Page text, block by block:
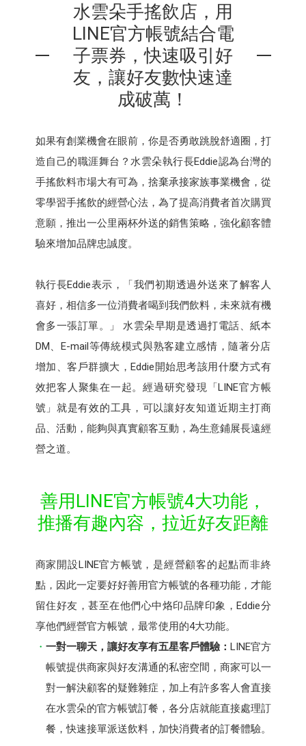
水雲朵手搖飲店，用
LINE官方帳號結合電
子票券，快速吸引好
友，讓好友數快速達
成破萬！
如果有創業機會在眼前，你是否勇敢跳脫舒適圈，打
造自己的職涯舞台？水雲朵執行長Eddie認為台灣的
手搖飲料市場大有可為，捨棄承接家族事業機會，從
零學習手搖飲的經營心法，為了提高消費者首次購買
意願，推出一公里兩杯外送的銷售策略，強化顧客體
驗來增加品牌忠誠度。
執行長Eddie表示，「我們初期透過外送來了解客人
喜好，相信多一位消費者喝到我們飲料，未來就有機
會多一張訂單。」 水雲朵早期是透過打電話、紙本
DM、E-mail等傳統模式與熟客建立感情，隨著分店
增加、客戶群擴大，Eddie開始思考該用什麼方式有
效把客人聚集在一起。經過研究發現「LINE官方帳
號」就是有效的工具，可以讓好友知道近期主打商
品、活動，能夠與真實顧客互動，為生意鋪展長遠經
營之道。
善用LINE官方帳號4大功能，
推播有趣內容，拉近好友距離
商家開設LINE官方帳號，是經營顧客的起點而非終
點，因此一定要好好善用官方帳號的各種功能，才能
留住好友，甚至在他們心中烙印品牌印象，Eddie分
享他們經營官方帳號，最常使用的4大功能。
一對一聊天，讓好友享有五星客戶體驗： LINE官方
帳號提供商家與好友溝通的私密空間，商家可以一
對一解決顧客的疑難雜症，加上有許多客人會直接
在水雲朵的官方帳號訂餐，各分店就能直接處理訂
餐，快速接單派送飲料，加快消費者的訂餐體驗。